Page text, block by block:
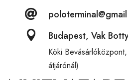

 Budapest, Vak
Köki Bevásárlóközpont,
átjárónál)